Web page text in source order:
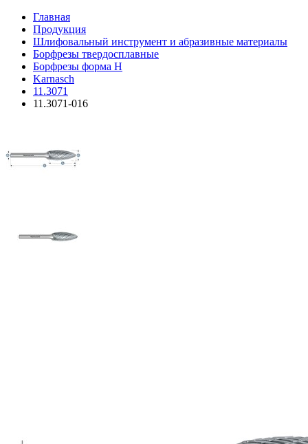
Главная
Продукция
Шлифовальный инструмент и абразивные материалы
Борфрезы твердосплавные
Борфрезы форма H
Karnasch
11.3071
11.3071-016